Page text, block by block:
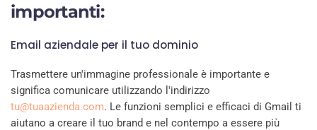
importanti:
Email aziendale per il tuo dominio
Trasmettere un'immagine professionale è importante e
significa comunicare utilizzando l'indirizzo
tu@tuaazienda.com. Le funzioni semplici e efficaci di Gmail ti
aiutano a creare il tuo brand e nel contempo a essere più